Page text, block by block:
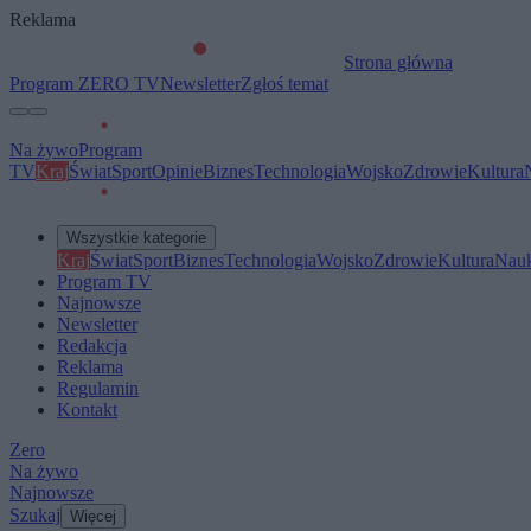
Reklama
Strona główna
Program ZERO TVNewsletterZgłoś temat
Na żywoProgram
TVKrajŚwiatSportOpinieBiznesTechnologiaWojskoZdrowieKultura
Wszystkie kategorie
KrajŚwiatSportBiznesTechnologiaWojskoZdrowieKultura
Program TV
Najnowsze
Newsletter
Redakcja
Reklama
Regulamin
Kontakt
Zero
Na żywo
Najnowsze
Szukaj Więcej